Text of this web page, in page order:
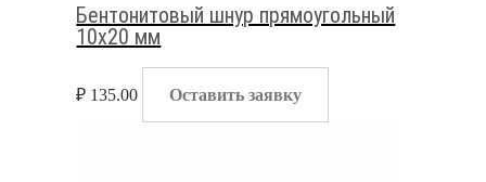
Бентонитовый шнур прямоугольный
10х20 мм
₽ 135.00 Оставить заявку